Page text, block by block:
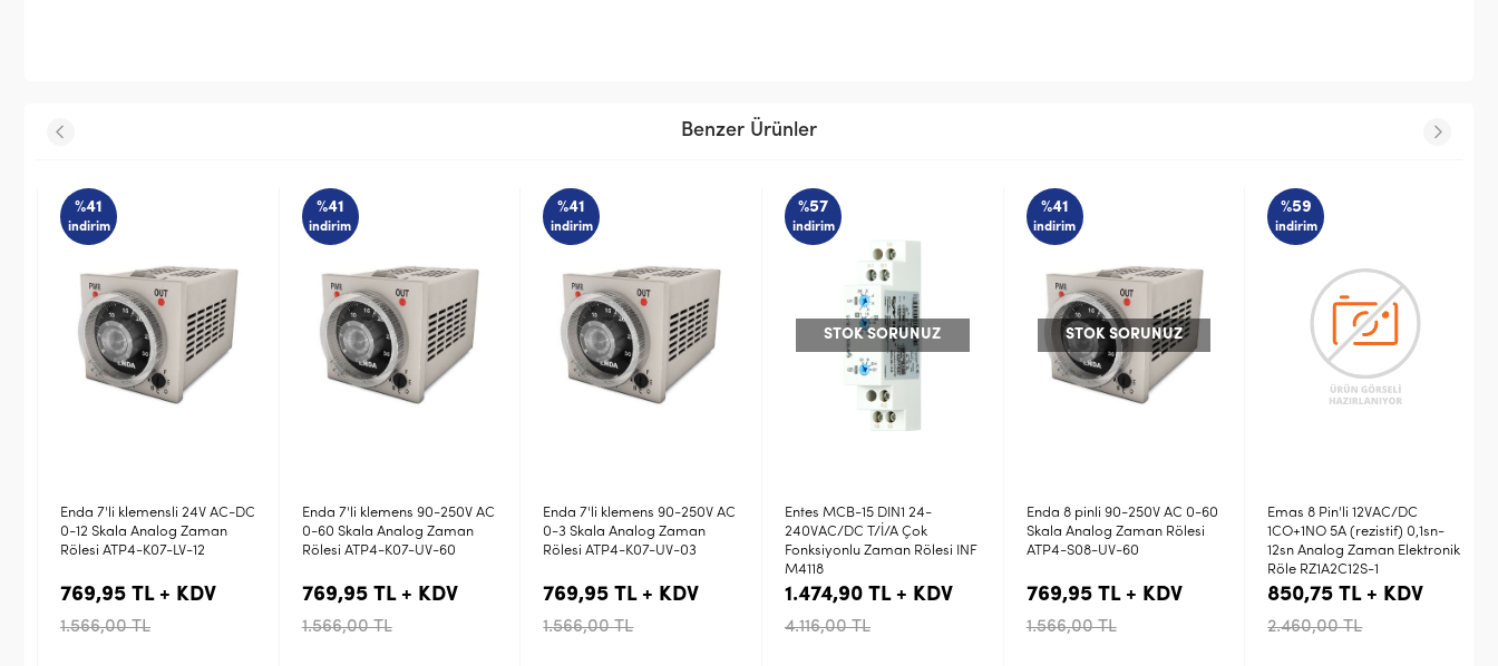
Benzer Ürünler
%41
indirim
Enda 7'li klemensli 24V AC-DC
0-12 Skala Analog Zaman
Rölesi ATP4-K07-LV-12
769,95 TL + KDV
1.566,00 TL
%41
indirim
Enda 7'li klemens 90-250V AC
0-60 Skala Analog Zaman
Rölesi ATP4-K07-UV-60
769,95 TL + KDV
1.566,00 TL
%41
indirim
Enda 7'li klemens 90-250V AC
0-3 Skala Analog Zaman
Rölesi ATP4-K07-UV-03
769,95 TL + KDV
1.566,00 TL
%57
indirim
STOK SORUNUZ
Entes MCB-15 DIN1 24-
240VAC/DC T/İ/A Çok
Fonksiyonlu Zaman Rölesi INF
M4118
1.474,90 TL + KDV
4.116,00 TL
%41
indirim
STOK SORUNUZ
Enda 8 pinli 90-250V AC 0-60
Skala Analog Zaman Rölesi
ATP4-S08-UV-60
769,95 TL + KDV
1.566,00 TL
%59
indirim
Emas 8 Pin'li 12VAC/DC
1CO+1NO 5A (rezistif) 0,1sn-
12sn Analog Zaman Elektronik
Röle RZ1A2C12S-1
850,75 TL + KDV
2.460,00 TL